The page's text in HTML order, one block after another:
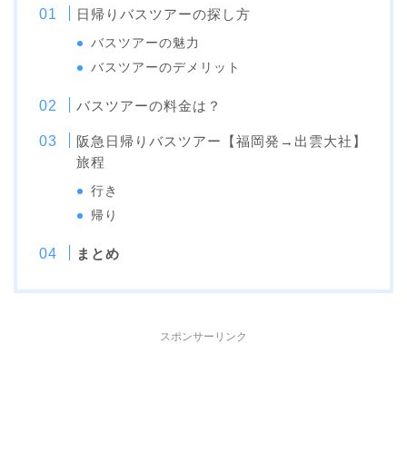
日帰りバスツアーの探し方
バスツアーの魅力
バスツアーのデメリット
バスツアーの料金は？
阪急日帰りバスツアー【福岡発→出雲大社】
旅程
行き
帰り
まとめ
スポンサーリンク